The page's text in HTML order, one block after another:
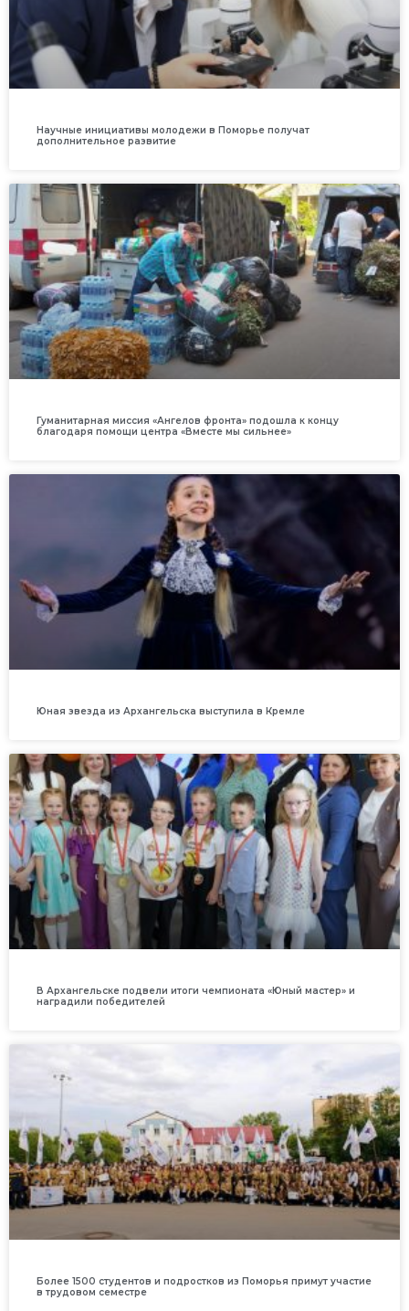
Научные инициативы молодежи в Поморье получат
дополнительное развитие
Гуманитарная миссия «Ангелов фронта» подошла к концу
благодаря помощи центра «Вместе мы сильнее»
Юная звезда из Архангельска выступила в Кремле
В Архангельске подвели итоги чемпионата «Юный мастер» и
наградили победителей
Более 1500 студентов и подростков из Поморья примут участие
в трудовом семестре